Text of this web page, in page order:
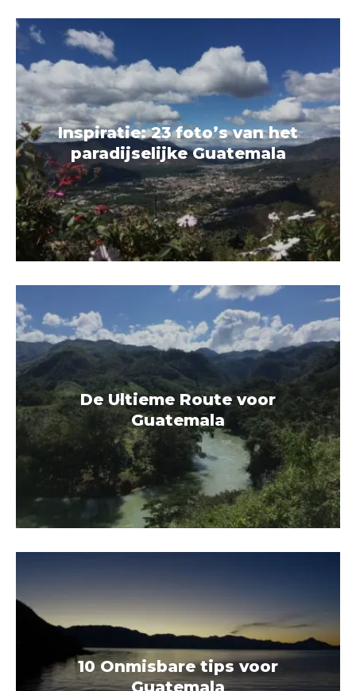
Inspiratie: 23 foto’s van het
paradijselijke Guatemala
De Ultieme Route voor
Guatemala
10 Onmisbare tips voor
Guatemala